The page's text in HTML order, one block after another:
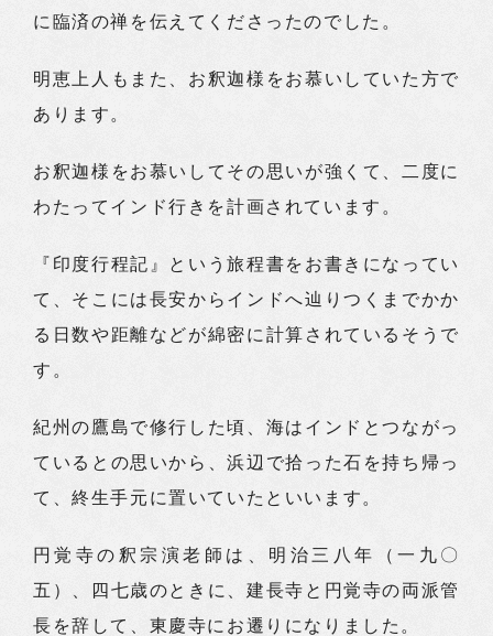
に臨済の禅を伝えてくださったのでした。
明恵上人もまた、お釈迦様をお慕いしていた方で
あります。
お釈迦様をお慕いしてその思いが強くて、二度に
わたってインド行きを計画されています。
『印度行程記』という旅程書をお書きになってい
て、そこには長安からインドへ辿りつくまでかか
る日数や距離などが綿密に計算されているそうで
す。
紀州の鷹島で修行した頃、海はインドとつながっ
ているとの思いから、浜辺で拾った石を持ち帰っ
て、終生手元に置いていたといいます。
円覚寺の釈宗演老師は、明治三八年（一九〇
五）、四七歳のときに、建長寺と円覚寺の両派管
長を辞して、東慶寺にお遷りになりました。